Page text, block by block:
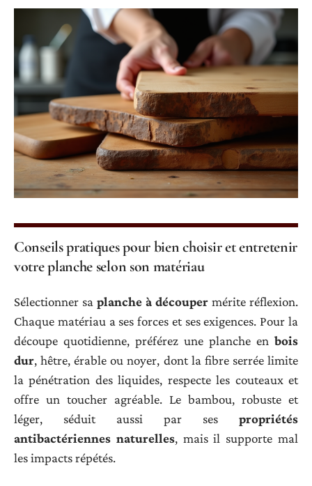
Conseils pratiques pour bien choisir et entretenir
votre planche selon son matériau
Sélectionner sa planche à découper mérite réflexion.
Chaque matériau a ses forces et ses exigences. Pour la
découpe quotidienne, préférez une planche en bois
dur, hêtre, érable ou noyer, dont la fibre serrée limite
la pénétration des liquides, respecte les couteaux et
offre un toucher agréable. Le bambou, robuste et
léger, séduit aussi par ses propriétés
antibactériennes naturelles, mais il supporte mal
les impacts répétés.